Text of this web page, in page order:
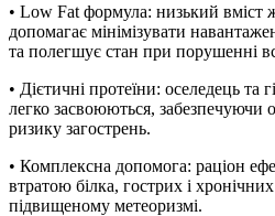
• Low Fat формула: низький вміст
допомагає мінімізувати
та полегшує стан при порушенні
• Дієтичні протеїни: оселедець та
легко засвоюються, забезпечуючи
ризику загострень.
• Комплексна допомога: раціон
втратою білка, гострих і
підвищеному метеоризмі.